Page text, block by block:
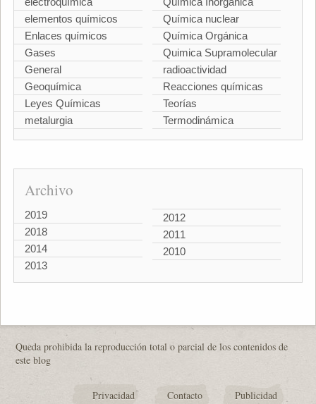
elementos químicos
Enlaces químicos
Gases
General
Geoquímica
Leyes Químicas
metalurgia
Química nuclear
Química Orgánica
Quimica Supramolecular
radioactividad
Reacciones químicas
Teorías
Termodinámica
Archivo
2019
2018
2014
2013
2012
2011
2010
Queda prohibida la reproducción total o parcial de los contenidos de
este blog
Privacidad Contacto Publicidad